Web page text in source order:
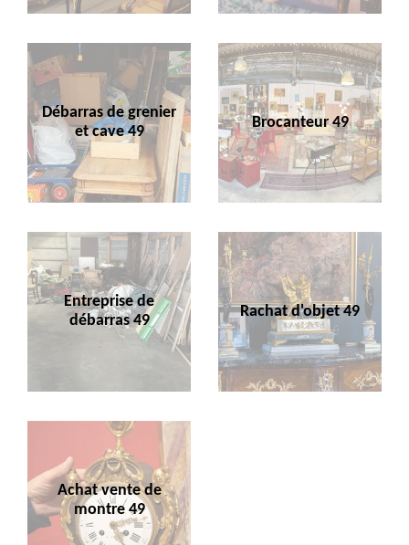
Débarras de grenier
et cave 49
Brocanteur 49
Entreprise de
débarras 49
Rachat d'objet 49
Achat vente de
montre 49